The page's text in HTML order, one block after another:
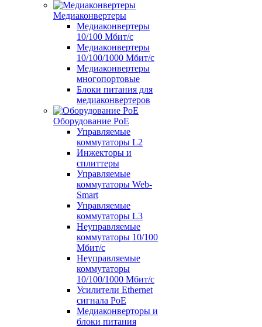
Медиаконвертеры
Медиаконвертеры
10/100 Мбит/с
Медиаконвертеры
10/100/1000 Мбит/c
Медиаконвертеры
многопортовые
Блоки питания для
медиаконвертеров
Оборудование PoE
Управляемые
коммутаторы L2
Инжекторы и
сплиттеры
Управляемые
коммутаторы Web-
Smart
Управляемые
коммутаторы L3
Неуправляемые
коммутаторы 10/100
Мбит/с
Неуправляемые
коммутаторы
10/100/1000 Мбит/с
Усилители Ethernet
сигнала PoE
Медиаконверторы и
блоки питания